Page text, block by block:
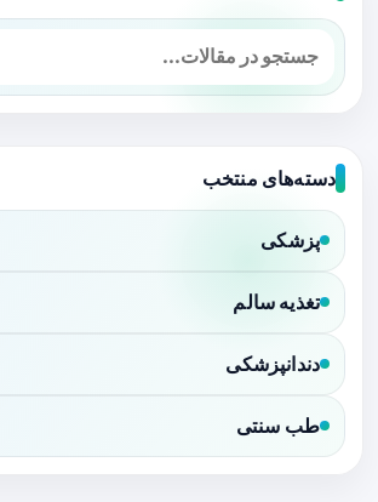
دسته‌های منتخب
پزشکی
تغذیه سالم
دندانپزشکی
طب سنتی